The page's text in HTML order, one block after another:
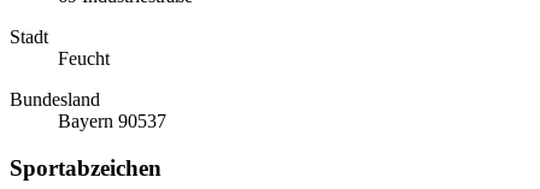
Stadt
Feucht
Bundesland
Bayern 90537
Sportabzeichen